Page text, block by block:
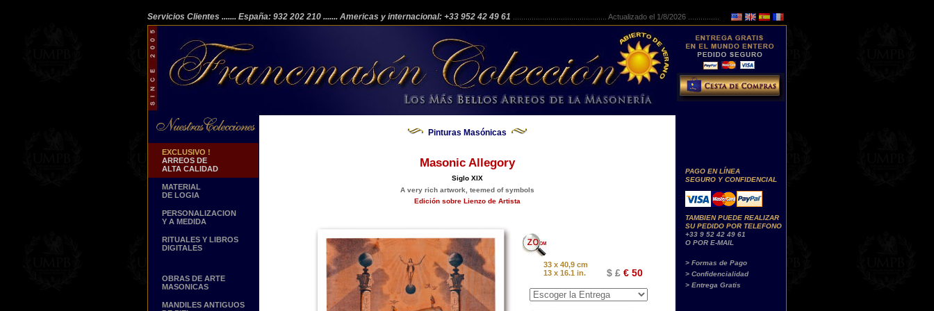
Servicios Clientes ....... España: 932 202 210 ....... Americas y internacional: +33 952 42 49 61 Actualizado el 1/8/2026 ...............
EXCLUSIVO !
ARREOS DE
ALTA CALIDAD
MATERIAL
DE LOGIA
PERSONALIZACION
Y A MEDIDA
RITUALES Y LIBROS
DIGITALES
OBRAS DE ARTE
MASONICAS
MANDILES ANTIGUOS
Pinturas Masónicas
Masonic Allegory
Siglo XIX
A very rich artwork, teemed of symbols
Edición sobre Lienzo de Artista
33 x 40,9 cm
13 x 16.1 in.
$ £ € 50
PAGO EN LÍNEA
SEGURO Y CONFIDENCIAL
TAMBIEN PUEDE REALIZAR
SU PEDIDO POR TELEFONO
+33 9 52 42 49 61
O POR E-MAIL
> Formas de Pago
> Confidencialidad
> Entrega Gratis